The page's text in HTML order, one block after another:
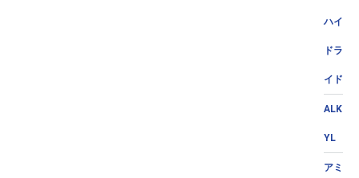
ハイ
ドラ
イド
ALK
YL
アミ